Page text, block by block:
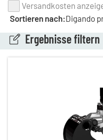
Ergebnisse filtern
Versandkosten
Sortieren nach:Digando